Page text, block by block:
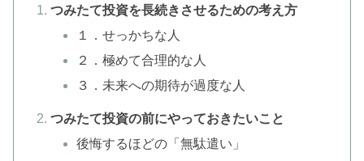
つみたて投資を長続きさせるための考え方
１．せっかちな人
２．極めて合理的な人
３．未来への期待が過度な人
つみたて投資の前にやっておきたいこと
後悔するほどの「無駄遣い」